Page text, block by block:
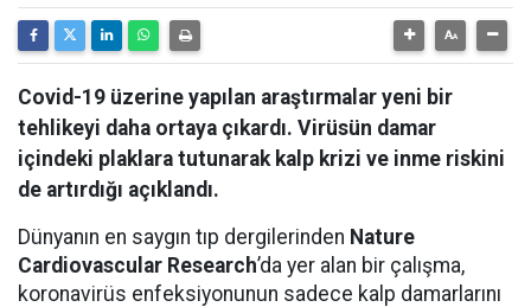
Covid-19 üzerine yapılan araştırmalar yeni bir
tehlikeyi daha ortaya çıkardı. Virüsün damar
içindeki plaklara tutunarak kalp krizi ve inme riskini
de artırdığı açıklandı.
Dünyanın en saygın tıp dergilerinden Nature
Cardiovascular Research’da yer alan bir çalışma,
koronavirüs enfeksiyonunun sadece kalp damarlarını